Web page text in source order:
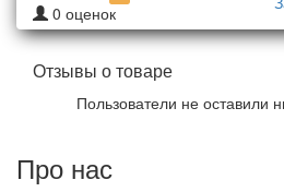
0 оценок
Отзывы о товаре
Пользователи не оставили
Про нас